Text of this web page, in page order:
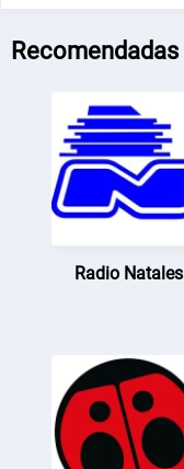
Recomendadas
Radio Natales